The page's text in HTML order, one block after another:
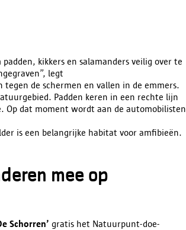
kikkers en salamanders veilig over te
legt
de schermen en vallen in de emmers.
Padden keren in een rechte lijn
Op dat moment wordt aan de automobilisten
is een belangrijke habitat voor amfibieën.
mee op
Schorren’ gratis het Natuurpunt-doe-